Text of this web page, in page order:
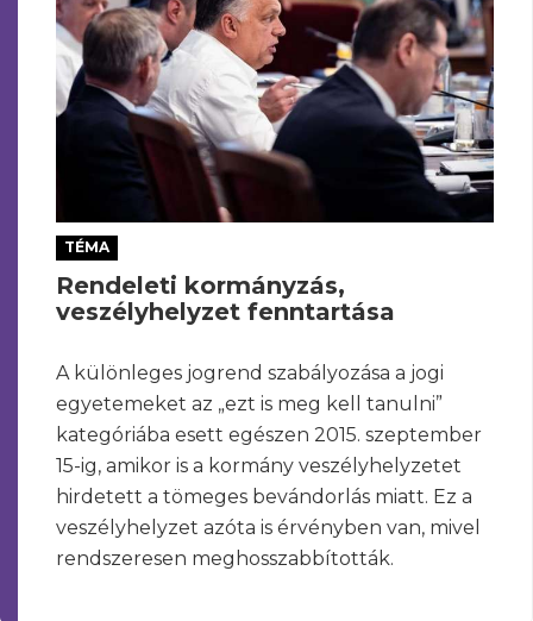
TÉMA
Rendeleti kormányzás,
veszélyhelyzet fenntartása
A különleges jogrend szabályozása a jogi
egyetemeket az „ezt is meg kell tanulni”
kategóriába esett egészen 2015. szeptember
15-ig, amikor is a kormány veszélyhelyzetet
hirdetett a tömeges bevándorlás miatt. Ez a
veszélyhelyzet azóta is érvényben van, mivel
rendszeresen meghosszabbították.